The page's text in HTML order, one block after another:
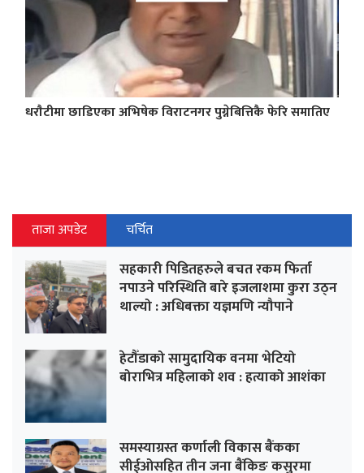
धराैटीमा छाडिएका अभिषेक विराटनगर पुग्नेबित्तिकै फेरि समातिए
ताजा अपडेट चर्चित
सहकारी पिडितहरुले बचत रकम फिर्ता
नपाउने परिस्थिति बारे इजलाशमा कुरा उठ्न
थाल्यो : अधिबक्ता यज्ञमणि न्यौपाने
हेटौँडाको सामुदायिक वनमा भेटियो
बोराभित्र महिलाको शव : हत्याको आशंका
समस्याग्रस्त कर्णाली विकास बैंकका
सीईओसहित तीन जना बैंकिङ कसुरमा